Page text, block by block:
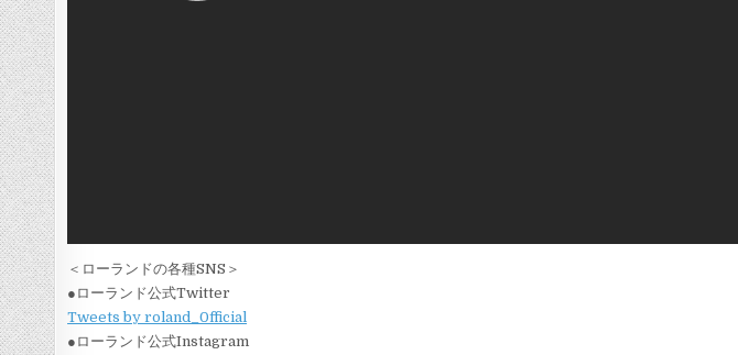
＜ローランドの各種SNS＞
●ローランド公式Twitter
Tweets by roland_0fficial
●ローランド公式Instagram